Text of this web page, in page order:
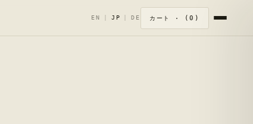
EN JP DE カート · 0